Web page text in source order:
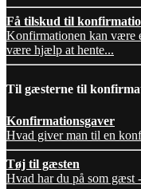
Få tilskud til
Konfirmationen kan være
være hjælp at hente...
Til gæsterne til
Konfirmationsgaver
Hvad giver man til en
Tøj til gæsten
Hvad har du på som gæst